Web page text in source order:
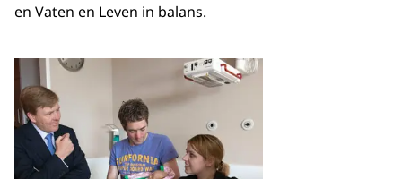
en Vaten en Leven in balans.
Open de galerij in vergrote